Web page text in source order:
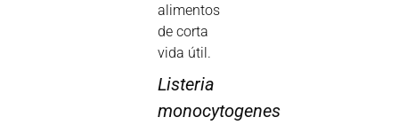
alimentos
de corta
vida útil.
Listeria
monocytogenes